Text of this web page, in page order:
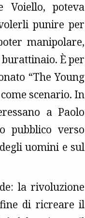
Voiello, poteva
punire per
manipolare,
È per
“The Young
scenario. In
a Paolo
pubblico verso
uomini e sul
la rivoluzione
fine di ricreare il